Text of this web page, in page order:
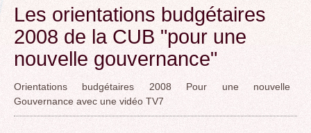
Les orientations budgétaires
2008 de la CUB "pour une
nouvelle gouvernance"
Orientations budgétaires 2008 Pour une nouvelle
Gouvernance avec une vidéo TV7